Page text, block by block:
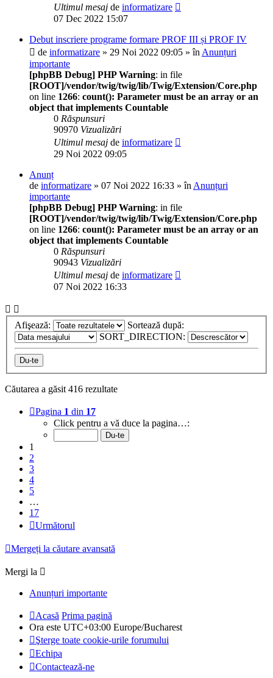
Ultimul mesaj de informatizare
07 Dec 2022 15:07
Debut inscriere programe formare PROF III și PROF IV
de informatizare » 29 Noi 2022 09:05 » în Anunțuri
importante
[phpBB Debug] PHP Warning: in file
[ROOT]/vendor/twig/twig/lib/Twig/Extension/Core.php
on line 1266: count(): Parameter must be an array or an
object that implements Countable
0 Răspunsuri
90970 Vizualizări
Ultimul mesaj de informatizare
29 Noi 2022 09:05
Anunț
de informatizare » 07 Noi 2022 16:33 » în Anunțuri
importante
[phpBB Debug] PHP Warning: in file
[ROOT]/vendor/twig/twig/lib/Twig/Extension/Core.php
on line 1266: count(): Parameter must be an array or an
object that implements Countable
0 Răspunsuri
90943 Vizualizări
Ultimul mesaj de informatizare
07 Noi 2022 16:33
Afişează:
Sortează după:
SORT_DIRECTION:
Căutarea a găsit 416 rezultate
Pagina 1 din 17
Click pentru a vă duce la pagina…:
1
2
3
4
5
…
17
Următorul
Mergeți la căutare avansată
Mergi la
Anunțuri importante
Acasă Prima pagină
Ora este UTC+03:00 Europe/Bucharest
Şterge toate cookie-urile forumului
Echipa
Contactează-ne